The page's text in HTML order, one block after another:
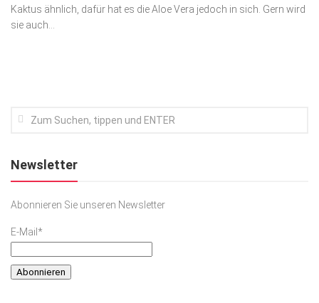
SACHSEN IN PARIS
Kaktus ähnlich, dafür hat es die Aloe Vera jedoch in sich. Gern wird
sie auch...
Newsletter
Abonnieren Sie unseren Newsletter
E-Mail*